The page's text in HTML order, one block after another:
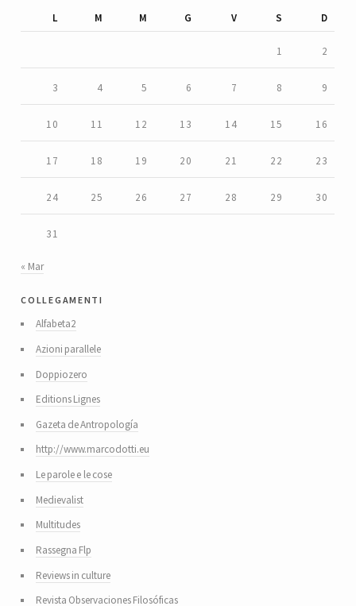
L
M M G V S D
1 2
3 4 5 6 7 8 9
10 11 12 13 14 15 16
17 18 19 20 21 22 23
24 25 26 27 28 29 30
31
« Mar
collegamenti
Alfabeta2
Azioni parallele
Doppiozero
Editions Lignes
Gazeta de Antropología
http://www.marcodotti.eu
Le parole e le cose
Medievalist
Multitudes
Rassegna Flp
Reviews in culture
Revista Observaciones Filosóficas